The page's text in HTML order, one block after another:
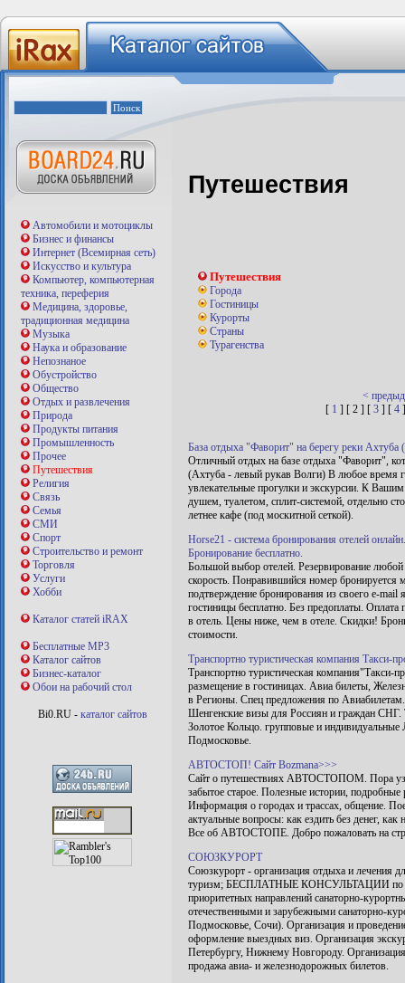
Автомобили и мотоциклы
Бизнес и финансы
Интернет (Всемирная сеть)
Искусство и культура
Компьютер, компьютерная
техника, переферия
Медицина, здоровье,
традиционная медицина
Музыка
Наука и образование
Непознаное
Обустройство
Общество
Отдых и развлечения
Природа
Продукты питания
Промышленность
Прочее
Путешествия
Религия
Связь
Семья
СМИ
Спорт
Строительство и ремонт
Торговля
Услуги
Хобби
Каталог статей iRAX
Бесплатные MP3
Каталог сайтов
Бизнес-каталог
Обои на рабочий стол
Bi0.RU - каталог сайтов
Путешествия
Путешествия
Города
Гостиницы
Курорты
Страны
Турагенства
<
[ 1 ] [ 2 ] [ 3 ] [ 4
База отдыха "Фаворит" на берегу реки
Отличный отдых на базе отдыха "Фаворит",
(Ахтуба - левый рукав Волги) В любое время
увлекательные прогулки и экскурсии. К
душем, туалетом, сплит-системой, отдельно
летнее кафе (под москитной сеткой).
Horse21 - система бронирования отелей
Бронирование бесплатно.
Большой выбор отелей. Резервирование
скорость. Понравившийся номер бронируется
подтверждение бронирования из своего e-
гостиницы бесплатно. Без предоплаты. Оплата
в отель. Цены ниже, чем в отеле. Скидки!
стоимости.
Транспортно туристическая компания Такси-
Транспортно туристическая
размещение в гостиницах. Авиа билеты,
в Регионы. Спец предложения по
Шенгенские визы для Россиян и граждан
Золотое Кольцо. групповые и
Подмосковье.
АВТОСТОП! Сайт Bozmana>>>
Сайт о путешествиях АВТОСТОПОМ. Пора
забытое старое. Полезные истории,
Информация о городах и трассах, общение.
актуальные вопросы: как ездить без денег,
Все об АВТОСТОПЕ. Добро пожаловать на
СОЮЗКУРОРТ
Союзкурорт - организация отдыха и лечения
туризм; БЕСПЛАТНЫЕ КОНСУЛЬТАЦИИ по
приоритетных направлений санаторно-
отечественными и зарубежными санаторно-
Подмосковье, Сочи). Организация и
оформление выездных виз. Организация
Петербургу, Нижнему Новгороду.
продажа авиа- и железнодорожных билетов.